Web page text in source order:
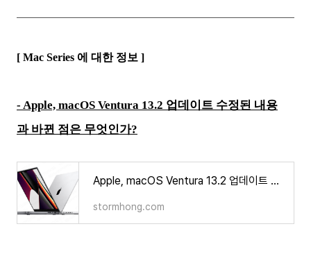
[ Mac Series 에 대한 정보 ]
- Apple, macOS Ventura 13.2 업데이트 수정된 내용
과 바뀐 점은 무엇인가?
Apple, macOS Ventura 13.2 업데이트 수정된 내용과 바뀐 점은 무엇인가?
stormhong.com